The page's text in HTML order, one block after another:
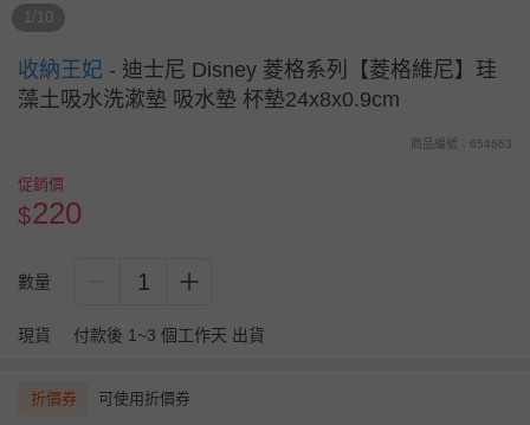
1/10
收納王妃 - 迪士尼 Disney 菱格系列【菱格維尼】珪
藻土吸水洗漱墊 吸水墊 杯墊24x8x0.9cm
商品編號：654663
促銷價
$220
數量 1
現貨 付款後 1~3 個工作天 出貨
折價券 可使用折價券